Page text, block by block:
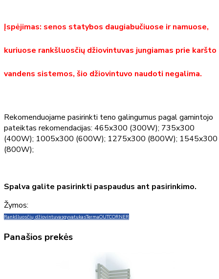
Įspėjimas: senos statybos daugiabučiuose ir namuose,
kuriuose rankšluosčių džiovintuvas jungiamas prie karšto
vandens sistemos, šio džiovintuvo naudoti negalima.
Rekomenduojame pasirinkti teno galingumus pagal gamintojo
pateiktas rekomendacijas: 465x300 (300W); 735x300
(400W); 1005x300 (600W); 1275x300 (800W); 1545x300
(800W);
Spalva galite pasirinkti paspaudus ant pasirinkimo.
Žymos:
Rankšluosčių džiovintuvasgyvatukasTermaOUTCORNER
Panašios prekės